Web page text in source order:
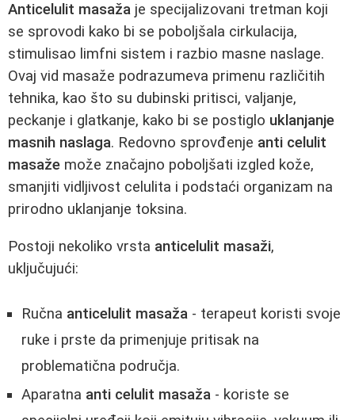
Anticelulit masaža je specijalizovani tretman koji
se sprovodi kako bi se poboljšala cirkulacija,
stimulisao limfni sistem i razbio masne naslage.
Ovaj vid masaže podrazumeva primenu različitih
tehnika, kao što su dubinski pritisci, valjanje,
peckanje i glatkanje, kako bi se postiglo uklanjanje
masnih naslaga. Redovno sprovđenje anti celulit
masaže može značajno poboljšati izgled kože,
smanjiti vidljivost celulita i podstaći organizam na
prirodno uklanjanje toksina.
Postoji nekoliko vrsta anticelulit masaži,
uključujući:
Ručna anticelulit masaža - terapeut koristi svoje
ruke i prste da primenjuje pritisak na
problematična područja.
Aparatna anti celulit masaža - koriste se